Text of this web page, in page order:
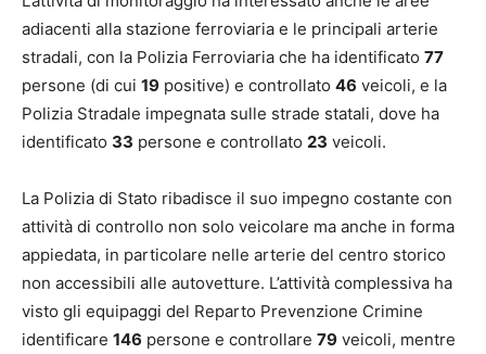
adiacenti alla stazione ferroviaria e le principali arterie
stradali, con la Polizia Ferroviaria che ha identificato 77
persone (di cui 19 positive) e controllato 46 veicoli, e la
Polizia Stradale impegnata sulle strade statali, dove ha
identificato 33 persone e controllato 23 veicoli.
La Polizia di Stato ribadisce il suo impegno costante con
attività di controllo non solo veicolare ma anche in forma
appiedata, in particolare nelle arterie del centro storico
non accessibili alle autovetture. L’attività complessiva ha
visto gli equipaggi del Reparto Prevenzione Crimine
identificare 146 persone e controllare 79 veicoli, mentre